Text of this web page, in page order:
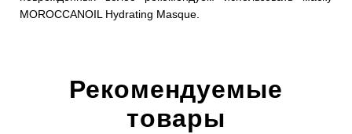
MOROCCANOIL Hydrating Masque.
Рекомендуемые
товары